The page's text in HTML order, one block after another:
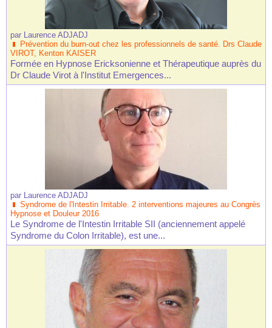
par Laurence ADJADJ
Prévention du burn-out chez les professionnels de santé. Drs Claude
VIROT, Kenton KAISER
Formée en Hypnose Ericksonienne et Thérapeutique auprès du
Dr Claude Virot à l'Institut Emergences...
par Laurence ADJADJ
Syndrome de l'Intestin Irritable. 2 interventions majeures au Congrès
Hypnose et Douleur 2016
Le Syndrome de l'Intestin Irritable SII (anciennement appelé
Syndrome du Colon Irritable), est une...